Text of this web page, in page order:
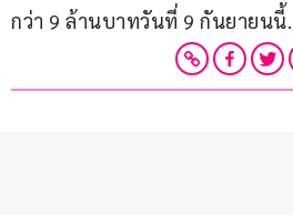
กว่า 9 ล้านบาทวันที่ 9 กันยายนนี้